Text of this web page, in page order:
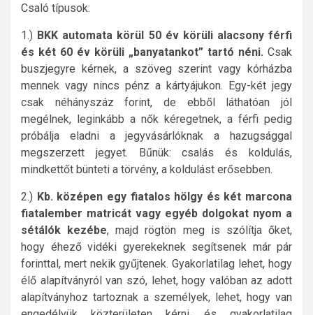
Csaló típusok:
1.) BKK automata körül 50 év körüli alacsony férfi
és két 60 év körüli „banyatankot” tartó néni. Csak
buszjegyre kérnek, a szöveg szerint vagy kórházba
mennek vagy nincs pénz a kártyájukon. Egy-két jegy
csak néhányszáz forint, de ebből láthatóan jól
megélnek, leginkább a nők kéregetnek, a férfi pedig
próbálja eladni a jegyvásárlóknak a hazugsággal
megszerzett jegyet. Bűnük: csalás és koldulás,
mindkettőt bünteti a törvény, a koldulást erősebben.
2.) Kb. középen egy fiatalos hölgy és két marcona
fiatalember matricát vagy egyéb dolgokat nyom a
sétálók kezébe, majd rögtön meg is szólítja őket,
hogy éhező vidéki gyerekeknek segítsenek már pár
forinttal, mert nekik gyűjtenek. Gyakorlatilag lehet, hogy
élő alapítványról van szó, lehet, hogy valóban az adott
alapítványhoz tartoznak a személyek, lehet, hogy van